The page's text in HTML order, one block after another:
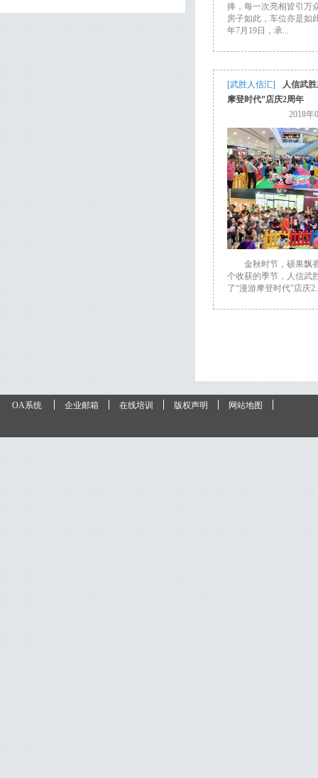
捧，每一次亮相皆引万
房子如此，车位亦是如
年7月19日，承...
[武胜人信汇]
人信武
摩登时代”店庆2周年
2018年
金秋时节，硕果飘
个收获的季节，人信武
了“漫游摩登时代”店庆
OA系统 企业邮箱 在线培训 版权声明 网站地图